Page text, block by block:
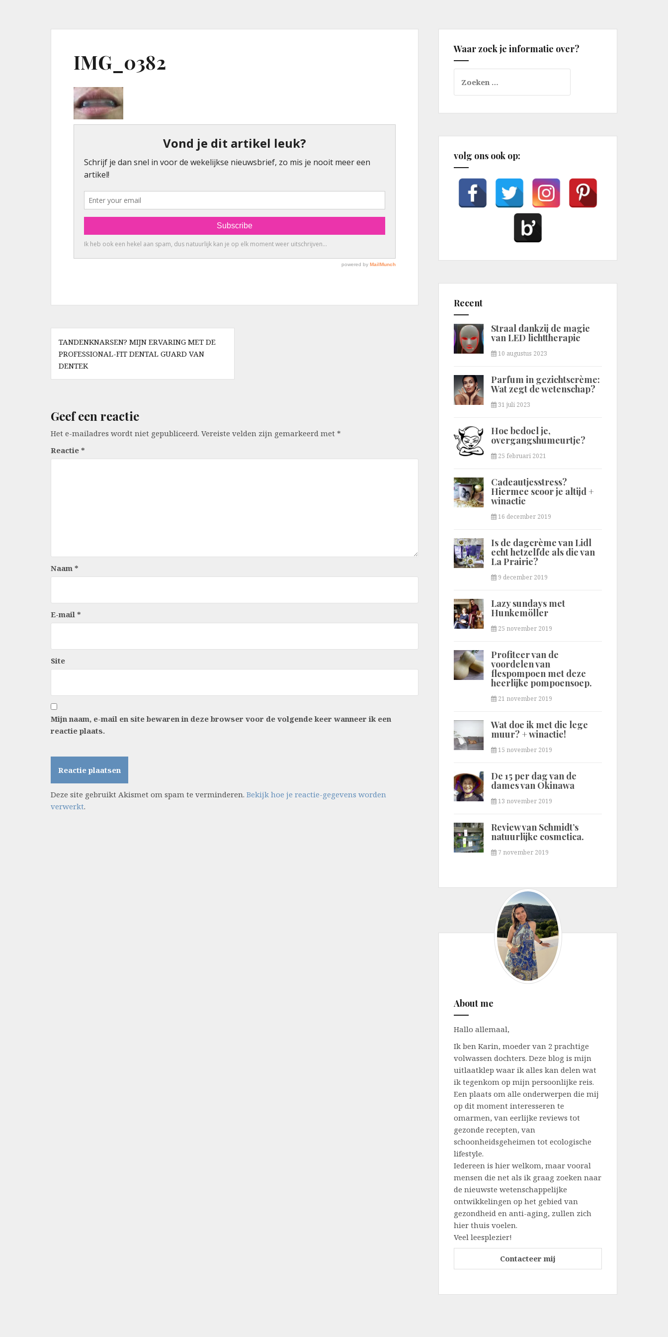
IMG_0382
Berichtnavigatie
TANDENKNARSEN? MIJN ERVARING MET DE
PROFESSIONAL-FIT DENTAL GUARD VAN
DENTEK
Geef een reactie
Het e-mailadres wordt niet gepubliceerd. Vereiste velden zijn gemarkeerd met *
Reactie *
Naam *
E-mail *
Site
Mijn naam, e-mail en site bewaren in deze browser voor de volgende keer wanneer ik een
reactie plaats.
Deze site gebruikt Akismet om spam te verminderen. Bekijk hoe je reactie-gegevens worden
verwerkt.
Waar zoek je informatie over?
naar:
volg ons ook op:
Recent
Straal dankzij de magie
van LED lichttherapie
10 augustus 2023
Parfum in gezichtscrème:
Wat zegt de wetenschap?
31 juli 2023
Hoe bedoel je,
overgangshumeurtje?
25 februari 2021
Cadeautjesstress?
Hiermee scoor je altijd +
winactie
16 december 2019
Is de dagcrème van Lidl
echt hetzelfde als die van
La Prairie?
9 december 2019
Lazy sundays met
Hunkemöller
25 november 2019
Profiteer van de
voordelen van
flespompoen met deze
heerlijke pompoensoep.
21 november 2019
Wat doe ik met die lege
muur? + winactie!
15 november 2019
De 15 per dag van de
dames van Okinawa
13 november 2019
Review van Schmidt’s
natuurlijke cosmetica.
7 november 2019
About me
Hallo allemaal,
Ik ben Karin, moeder van 2 prachtige
volwassen dochters. Deze blog is mijn
uitlaatklep waar ik alles kan delen wat
ik tegenkom op mijn persoonlijke reis.
Een plaats om alle onderwerpen die mij
op dit moment interesseren te
omarmen, van eerlijke reviews tot
gezonde recepten, van
schoonheidsgeheimen tot ecologische
lifestyle.
Iedereen is hier welkom, maar vooral
mensen die net als ik graag zoeken naar
de nieuwste wetenschappelijke
ontwikkelingen op het gebied van
gezondheid en anti-aging, zullen zich
hier thuis voelen.
Veel leesplezier!
Contacteer mij